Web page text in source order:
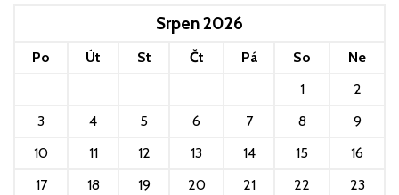
Srpen 2026
Po Út St Čt Pá So
Ne
1
2
3
4 5 6 7 8
9
10
11 12 13 14 15
16
17
18 19 20 21 22
23